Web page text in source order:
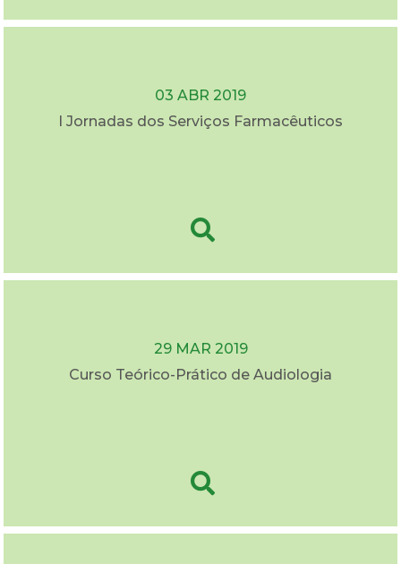
03 ABR 2019
I Jornadas dos Serviços Farmacêuticos
29 MAR 2019
Curso Teórico-Prático de Audiologia